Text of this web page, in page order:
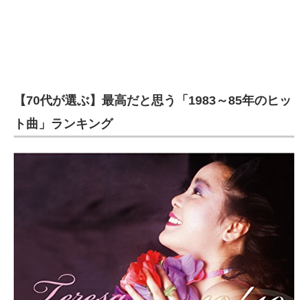
【70代が選ぶ】最高だと思う「1983～85年のヒッ
ト曲」ランキング